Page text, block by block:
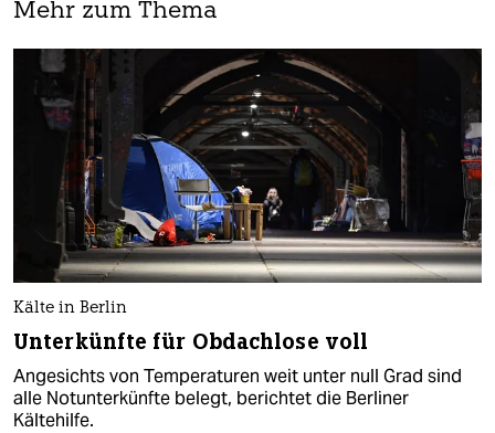
Mehr zum Thema
Kälte in Berlin
Unterkünfte für Obdachlose voll
Angesichts von Temperaturen weit unter null Grad sind
alle Notunterkünfte belegt, berichtet die Berliner
Kältehilfe.